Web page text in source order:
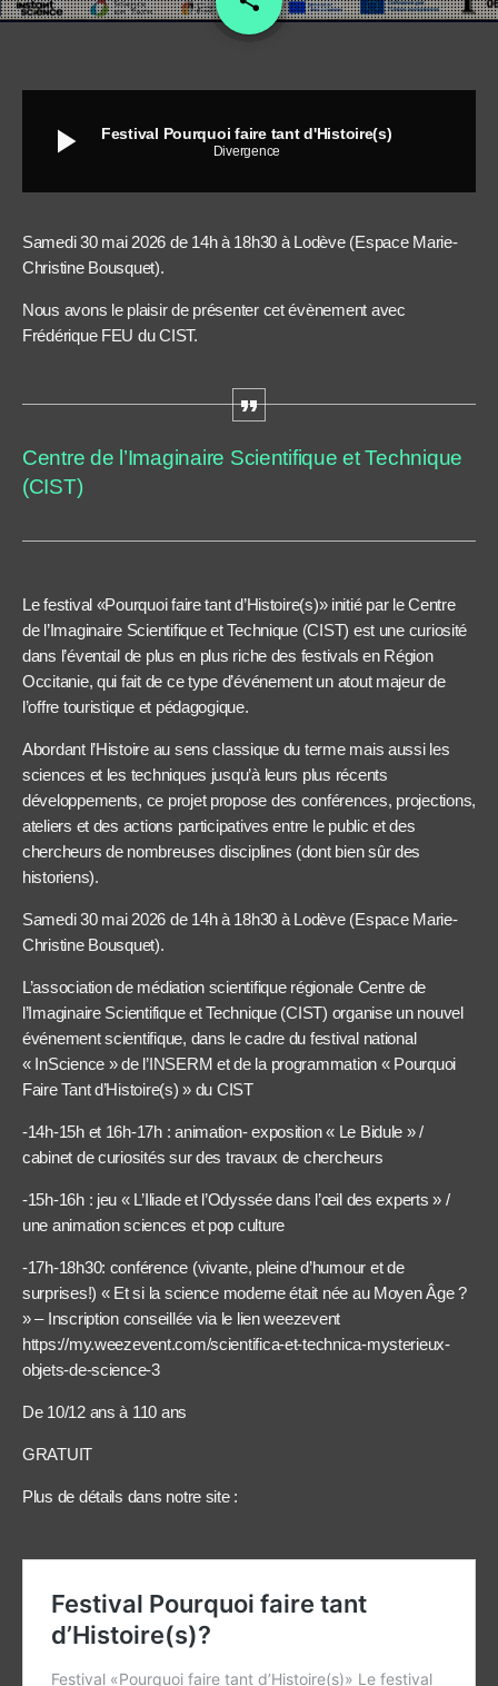
play_arrow Festival Pourquoi faire tant d'Histoire(s)
Divergence
Samedi 30 mai 2026 de 14h à 18h30 à Lodève (Espace Marie-
Christine Bousquet).
Nous avons le plaisir de présenter cet évènement avec
Frédérique FEU du CIST.
Centre de l’Imaginaire Scientifique et Technique
(CIST)
Le festival «Pourquoi faire tant d’Histoire(s)» initié par le Centre
de l’Imaginaire Scientifique et Technique (CIST) est une curiosité
dans l’éventail de plus en plus riche des festivals en Région
Occitanie, qui fait de ce type d’événement un atout majeur de
l’offre touristique et pédagogique.
Abordant l’Histoire au sens classique du terme mais aussi les
sciences et les techniques jusqu’à leurs plus récents
développements, ce projet propose des conférences, projections,
ateliers et des actions participatives entre le public et des
chercheurs de nombreuses disciplines (dont bien sûr des
historiens).
Samedi 30 mai 2026 de 14h à 18h30 à Lodève (Espace Marie-
Christine Bousquet).
L’association de médiation scientifique régionale Centre de
l’Imaginaire Scientifique et Technique (CIST) organise un nouvel
événement scientifique, dans le cadre du festival national
« InScience » de l’INSERM et de la programmation « Pourquoi
Faire Tant d’Histoire(s) » du CIST
-14h-15h et 16h-17h : animation- exposition « Le Bidule » /
cabinet de curiosités sur des travaux de chercheurs
-15h-16h : jeu « L’Iliade et l’Odyssée dans l’œil des experts » /
une animation sciences et pop culture
-17h-18h30: conférence (vivante, pleine d’humour et de
surprises!) « Et si la science moderne était née au Moyen Âge ?
» – Inscription conseillée via le lien weezevent
https://my.weezevent.com/scientifica-et-technica-mysterieux-
objets-de-science-3
De 10/12 ans à 110 ans
GRATUIT
Plus de détails dans notre site :